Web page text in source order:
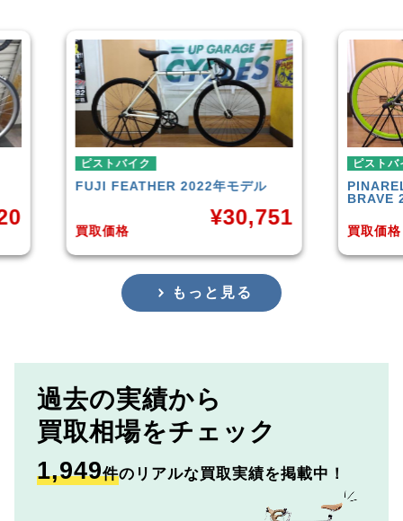
ピストバイク
PINARELLODIESEL ONLY THE
買取価格 ¥11,301
ピス
買取
もっと見る
過去の実績から
買取相場をチェック
1,949件のリアルな買取実績を掲載中！